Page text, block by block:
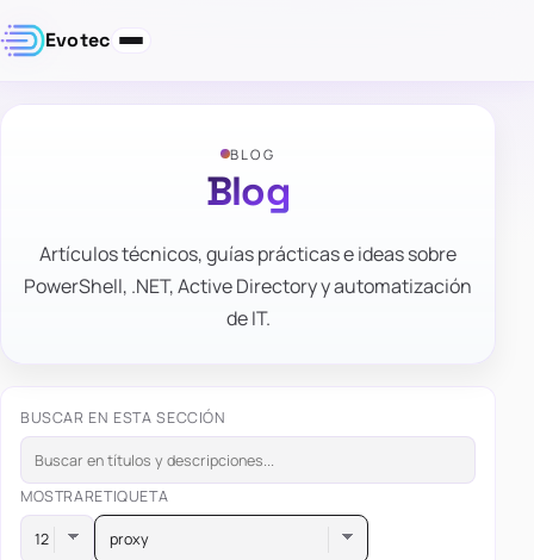
Evotec
BLOG
Blog
Artículos técnicos, guías prácticas e ideas sobre
PowerShell, .NET, Active Directory y automatización
de IT.
BUSCAR EN ESTA SECCIÓN
MOSTRARETIQUETA
proxy